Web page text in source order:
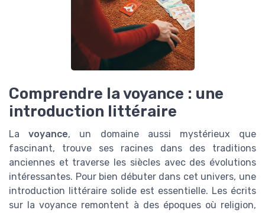
Comprendre la voyance : une
introduction littéraire
Lavoyance, un domaine aussi mystérieux que
fascinant, trouve ses racines dans des traditions
anciennes et traverse les siècles avec des évolutions
intéressantes. Pour bien débuter dans cet univers, une
introduction littéraire solide est essentielle. Les écrits
sur la voyance remontent à des époques où religion,